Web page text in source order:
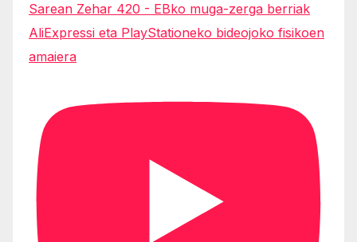
Sarean Zehar 420 - EBko muga-zerga berriak
AliExpressi eta PlayStationeko bideojoko fisikoen
amaiera